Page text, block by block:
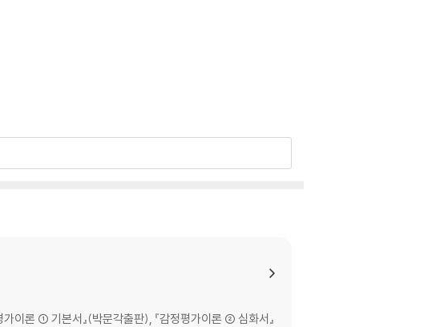
이론 ① 기본서』(박문각출판), 『감정평가이론 ② 심화서』